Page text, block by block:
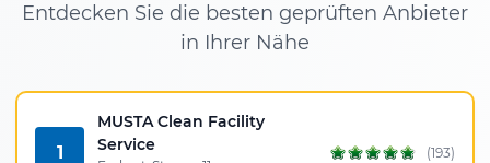
Entdecken Sie die besten geprüften Anbieter
in Ihrer Nähe
1
MUSTA Clean Facility
Service
(193)